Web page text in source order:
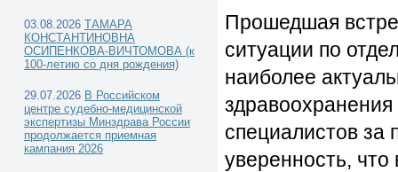
03.08.2026 ТАМАРА
КОНСТАНТИНОВНА
ОСИПЕНКОВА-ВИЧТОМОВА (к
100-летию со дня рождения)
29.07.2026 В Российском
центре судебно-медицинской
экспертизы Минздрава России
продолжается приемная
кампания 2026
Прошедшая
ситуации по
наиболее
специалистов за
уверенность,